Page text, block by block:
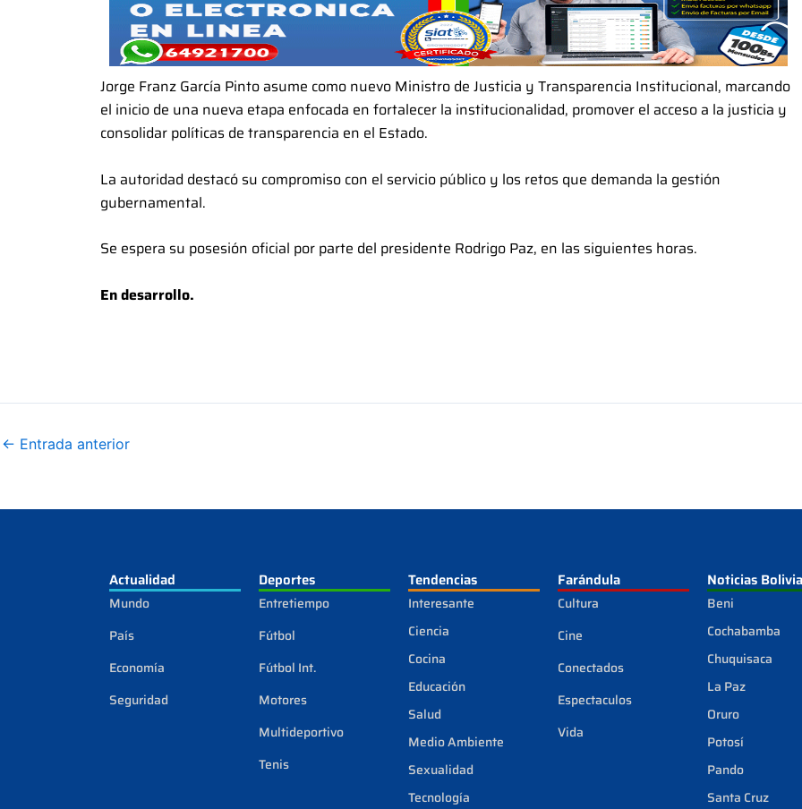
Jorge Franz García Pinto asume como nuevo Ministro de Justicia y Transparencia Institucional, marcando
el inicio de una nueva etapa enfocada en fortalecer la institucionalidad, promover el acceso a la justicia y
consolidar políticas de transparencia en el Estado.
La autoridad destacó su compromiso con el servicio público y los retos que demanda la gestión
gubernamental.
Se espera su posesión oficial por parte del presidente Rodrigo Paz, en las siguientes horas.
En desarrollo.
← Entrada anterior
Actualidad
Mundo
País
Economía
Seguridad
Deportes
Entretiempo
Fútbol
Fútbol Int.
Motores
Multideportivo
Tenis
Tendencias
Interesante
Ciencia
Cocina
Educación
Salud
Medio Ambiente
Sexualidad
Tecnología
Farándula
Cultura
Cine
Conectados
Espectaculos
Vida
Noticias Bolivia
Beni
Cochabamba
Chuquisaca
La Paz
Oruro
Potosí
Pando
Santa Cruz